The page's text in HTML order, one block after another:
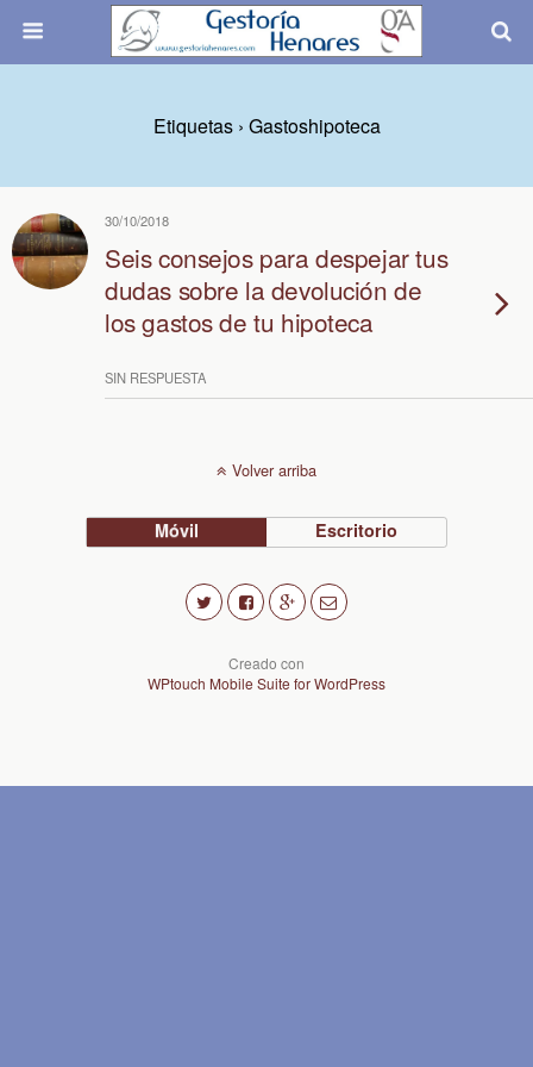
Etiquetas › Gastoshipoteca
30/10/2018
Seis consejos para despejar tus
dudas sobre la devolución de
los gastos de tu hipoteca
SIN RESPUESTA
Volver arriba
Móvil Escritorio
Creado con
WPtouch Mobile Suite for WordPress